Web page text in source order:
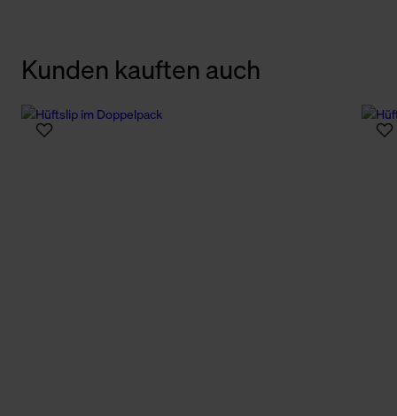
Kunden kauften auch